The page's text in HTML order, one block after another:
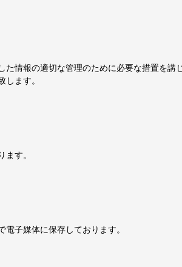
情報の適切な管理のために必要な措置を講
ます。
す。
子媒体に保存しております。